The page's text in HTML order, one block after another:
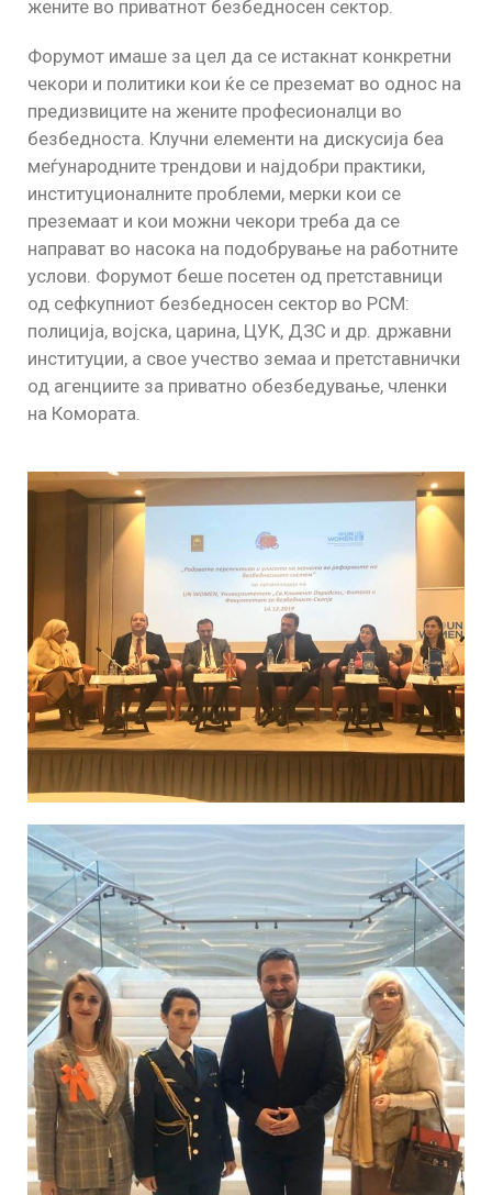
жените во приватнот безбедносен сектор.
Форумот имаше за цел да се истакнат конкретни
чекори и политики кои ќе се преземат во однос на
предизвиците на жените професионалци во
безбедноста. Клучни елементи на дискусија беа
меѓународните трендови и најдобри практики,
институционалните проблеми, мерки кои се
преземаат и кои можни чекори треба да се
направат во насока на подобрување на работните
услови. Форумот беше посетен од претставници
од сефкупниот безбедносен сектор во РСМ:
полиција, војска, царина, ЦУК, ДЗС и др. државни
институции, а свое учество земаа и претставнички
од агенциите за приватно обезбедување, членки
на Комората.